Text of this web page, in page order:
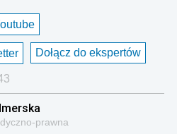
Dołącz do ekspertów
prawna